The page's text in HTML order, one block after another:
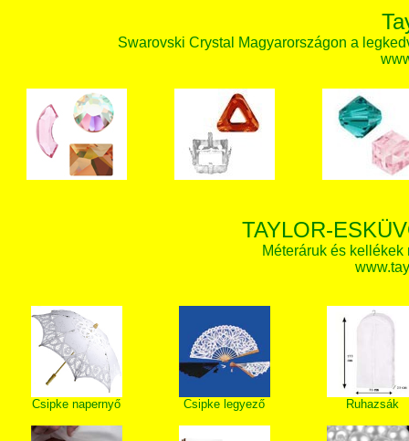
Swarovski Crystal Magyarországon a
TAYLOR-
Méteráruk és
Csipke napernyő Csipke legyező Ruhazsák